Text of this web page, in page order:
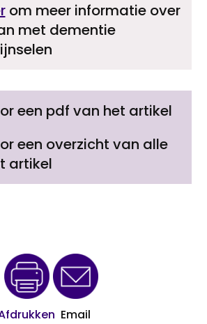
om meer informatie over
met dementie
een pdf van het artikel
een overzicht van alle
artikel
Email